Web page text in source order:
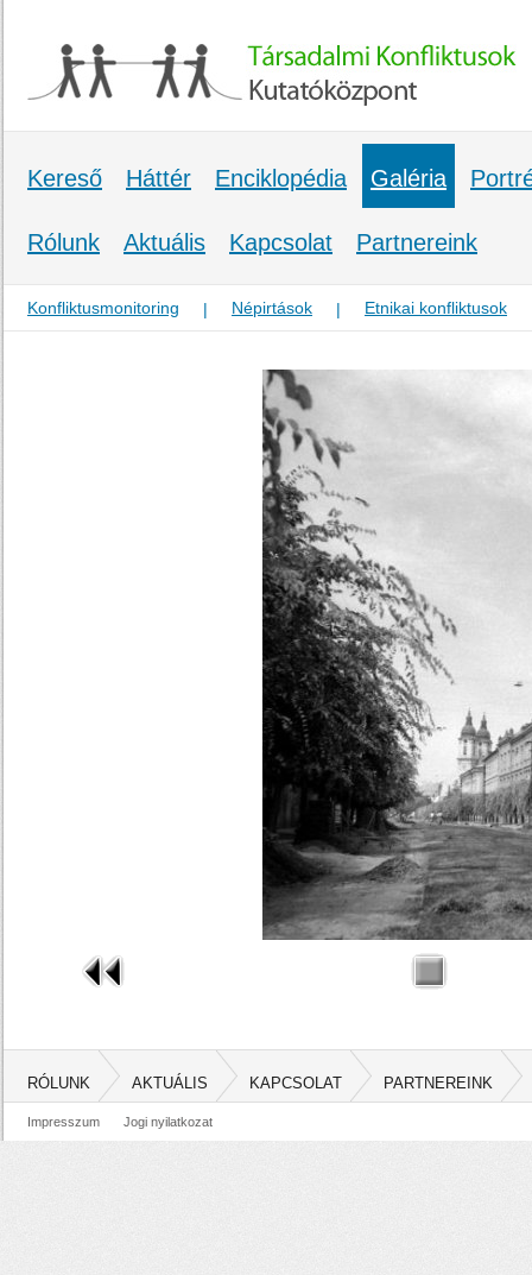
Kereső Háttér Enciklopédia Galéria
Rólunk Aktuális Kapcsolat Partnereink
Konfliktusmonitoring | Népirtások | Etnikai konfliktusok
RÓLUNK AKTUÁLIS KAPCSOLAT PARTNEREINK
Impresszum Jogi nyilatkozat